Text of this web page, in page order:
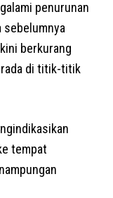
penurunan
sebelumnya
berkurang
di titik-titik
tempat